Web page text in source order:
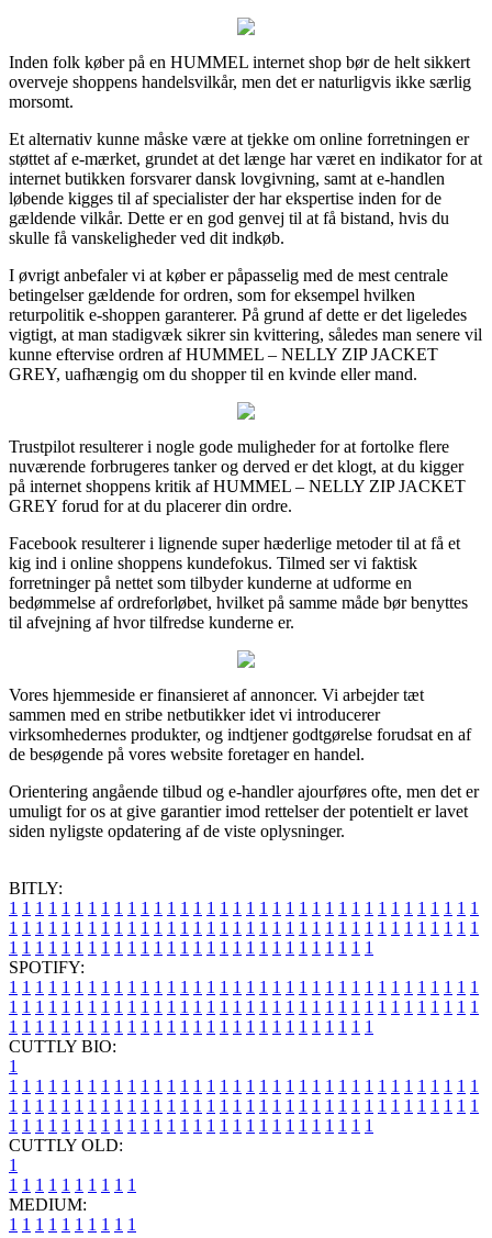
Inden folk køber på en HUMMEL internet shop bør de helt sikkert
overveje shoppens handelsvilkår, men det er naturligvis ikke særlig
morsomt.
Et alternativ kunne måske være at tjekke om online forretningen er
støttet af e-mærket, grundet at det længe har været en indikator for at
internet butikken forsvarer dansk lovgivning, samt at e-handlen
løbende kigges til af specialister der har ekspertise inden for de
gældende vilkår. Dette er en god genvej til at få bistand, hvis du
skulle få vanskeligheder ved dit indkøb.
I øvrigt anbefaler vi at køber er påpasselig med de mest centrale
betingelser gældende for ordren, som for eksempel hvilken
returpolitik e-shoppen garanterer. På grund af dette er det ligeledes
vigtigt, at man stadigvæk sikrer sin kvittering, således man senere vil
kunne eftervise ordren af HUMMEL – NELLY ZIP JACKET
GREY, uafhængig om du shopper til en kvinde eller mand.
Trustpilot resulterer i nogle gode muligheder for at fortolke flere
nuværende forbrugeres tanker og derved er det klogt, at du kigger
på internet shoppens kritik af HUMMEL – NELLY ZIP JACKET
GREY forud for at du placerer din ordre.
Facebook resulterer i lignende super hæderlige metoder til at få et
kig ind i online shoppens kundefokus. Tilmed ser vi faktisk
forretninger på nettet som tilbyder kunderne at udforme en
bedømmelse af ordreforløbet, hvilket på samme måde bør benyttes
til afvejning af hvor tilfredse kunderne er.
Vores hjemmeside er finansieret af annoncer. Vi arbejder tæt
sammen med en stribe netbutikker idet vi introducerer
virksomhedernes produkter, og indtjener godtgørelse forudsat en af
de besøgende på vores website foretager en handel.
Orientering angående tilbud og e-handler ajourføres ofte, men det er
umuligt for os at give garantier imod rettelser der potentielt er lavet
siden nyligste opdatering af de viste oplysninger.
BITLY:
1 1 1 1 1 1 1 1 1 1 1 1 1 1 1 1 1 1 1 1 1 1 1 1 1 1 1 1 1 1 1 1 1 1 1 1
1 1 1 1 1 1 1 1 1 1 1 1 1 1 1 1 1 1 1 1 1 1 1 1 1 1 1 1 1 1 1 1 1 1 1 1
1 1 1 1 1 1 1 1 1 1 1 1 1 1 1 1 1 1 1 1 1 1 1 1 1 1 1 1
SPOTIFY:
1 1 1 1 1 1 1 1 1 1 1 1 1 1 1 1 1 1 1 1 1 1 1 1 1 1 1 1 1 1 1 1 1 1 1 1
1 1 1 1 1 1 1 1 1 1 1 1 1 1 1 1 1 1 1 1 1 1 1 1 1 1 1 1 1 1 1 1 1 1 1 1
1 1 1 1 1 1 1 1 1 1 1 1 1 1 1 1 1 1 1 1 1 1 1 1 1 1 1 1
CUTTLY BIO:
1
1 1 1 1 1 1 1 1 1 1 1 1 1 1 1 1 1 1 1 1 1 1 1 1 1 1 1 1 1 1 1 1 1 1 1 1
1 1 1 1 1 1 1 1 1 1 1 1 1 1 1 1 1 1 1 1 1 1 1 1 1 1 1 1 1 1 1 1 1 1 1 1
1 1 1 1 1 1 1 1 1 1 1 1 1 1 1 1 1 1 1 1 1 1 1 1 1 1 1 1
CUTTLY OLD:
1
1 1 1 1 1 1 1 1 1 1
MEDIUM:
1 1 1 1 1 1 1 1 1 1